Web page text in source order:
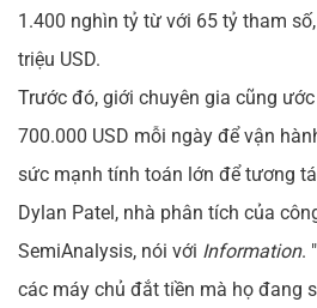
1.400 nghìn tỷ từ với 65 tỷ tham
triệu USD.
Trước đó, giới chuyên gia cũng
700.000 USD mỗi ngày để vận
sức mạnh tính toán lớn để tương
Dylan Patel, nhà phân tích của
SemiAnalysis, nói với Information.
các máy chủ đắt tiền mà họ đang